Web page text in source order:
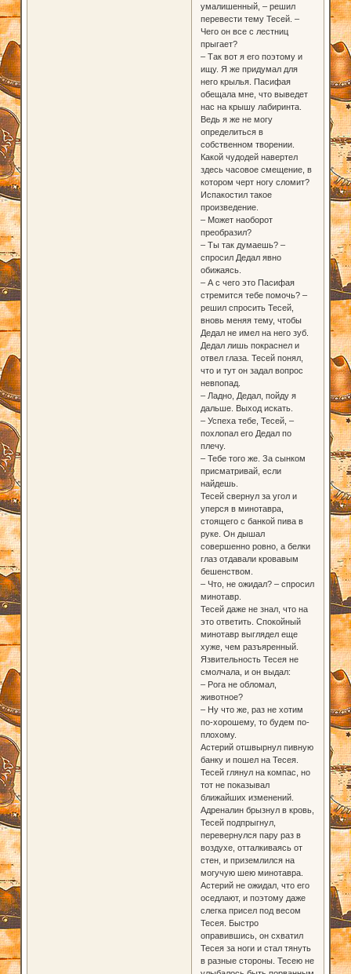
умалишенный, – решил
перевести тему Тесей. –
Чего он все с лестниц
прыгает?
– Так вот я его поэтому и
ищу. Я же придумал для
него крылья. Пасифая
обещала мне, что выведет
нас на крышу лабиринта.
Ведь я же не могу
определиться в
собственном творении.
Какой чудодей навертел
здесь часовое смещение, в
котором черт ногу сломит?
Испакостил такое
произведение.
– Может наоборот
преобразил?
– Ты так думаешь? –
спросил Дедал явно
обижаясь.
– А с чего это Пасифая
стремится тебе помочь? –
решил спросить Тесей,
вновь меняя тему, чтобы
Дедал не имел на него зуб.
Дедал лишь покраснел и
отвел глаза. Тесей понял,
что и тут он задал вопрос
невпопад.
– Ладно, Дедал, пойду я
дальше. Выход искать.
– Успеха тебе, Тесей, –
похлопал его Дедал по
плечу.
– Тебе того же. За сынком
присматривай, если
найдешь.
Тесей свернул за угол и
уперся в минотавра,
стоящего с банкой пива в
руке. Он дышал
совершенно ровно, а белки
глаз отдавали кровавым
бешенством.
– Что, не ожидал? – спросил
минотавр.
Тесей даже не знал, что на
это ответить. Спокойный
минотавр выглядел еще
хуже, чем разъяренный.
Язвительность Тесея не
смолчала, и он выдал:
– Рога не обломал,
животное?
– Ну что же, раз не хотим
по-хорошему, то будем по-
плохому.
Астерий отшвырнул пивную
банку и пошел на Тесея.
Тесей глянул на компас, но
тот не показывал
ближайших изменений.
Адреналин брызнул в кровь,
Тесей подпрыгнул,
перевернулся пару раз в
воздухе, отталкиваясь от
стен, и приземлился на
могучую шею минотавра.
Астерий не ожидал, что его
оседлают, и поэтому даже
слегка присел под весом
Тесея. Быстро
оправившись, он схватил
Тесея за ноги и стал тянуть
в разные стороны. Тесею не